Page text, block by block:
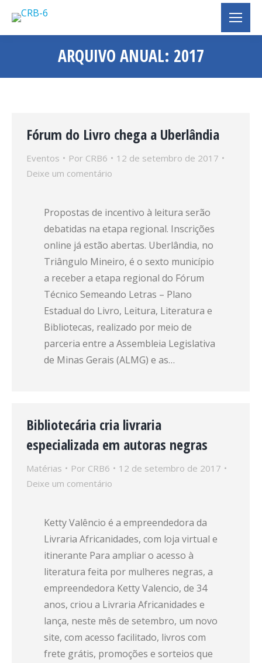
ARQUIVO ANUAL: 2017
Você está aqui:
Fórum do Livro chega a Uberlândia
Eventos Por CRB6
12 de setembro de 2017
Deixe um comentário
Propostas de incentivo à leitura serão
debatidas na etapa regional. Inscrições
online já estão abertas. Uberlândia, no
Triângulo Mineiro, é o sexto município
a receber a etapa regional do Fórum
Técnico Semeando Letras – Plano
Estadual do Livro, Leitura, Literatura e
Bibliotecas, realizado por meio de
parceria entre a Assembleia Legislativa
de Minas Gerais (ALMG) e as…
Bibliotecária cria livraria
especializada em autoras negras
Matérias Por CRB6
12 de setembro de 2017
Deixe um comentário
Ketty Valêncio é a empreendedora da
Livraria Africanidades, com loja virtual e
itinerante Para ampliar o acesso à
literatura feita por mulheres negras, a
empreendedora Ketty Valencio, de 34
anos, criou a Livraria Africanidades e
lança, neste mês de setembro, um novo
site, com acesso facilitado, livros com
frete grátis, promoções e sorteios que